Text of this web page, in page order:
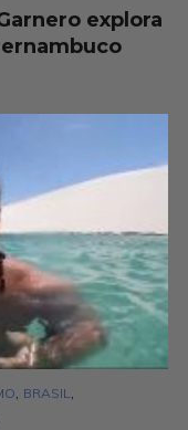
explora
, BRASIL,